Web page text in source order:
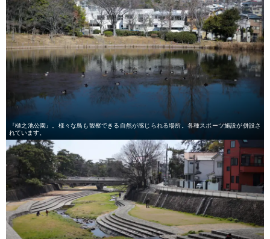
『樋之池公園』。様々な鳥も観察できる自然が感じられる場所。各種スポーツ施設が併設さ
れています。